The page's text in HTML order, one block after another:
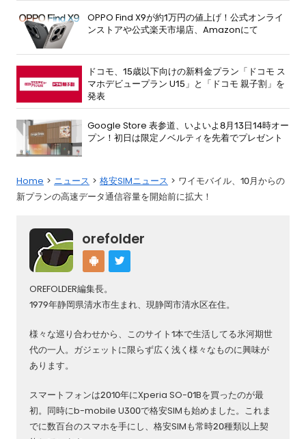
OPPO Find X9が約1万円の値上げ！公式オンライ
ンストアや公式楽天市場店、Amazonにて
ドコモ、15歳以下向けの新料金プラン「ドコモ ス
マホデビュープラン U15」と「ドコモ 親子割」を
発表
Google Store 表参道、いよいよ8月13日14時オー
プン！初日は限定ノベルティを先着でプレゼント
Home ニュース 格安SIMニュース
ワイモバイル、10月からの
新プランの高速データ通信容量を開始前に拡大！
orefolder
OREFOLDER編集長。
1979年静岡県清水市生まれ、現静岡市清水区在住。
様々な巡り合わせから、このサイト1本で生活してる氷河期世
代の一人。ガジェットに限らず広く浅く様々なものに興味が
あります。
スマートフォンは2010年にXperia SO-01Bを買ったのが最
初。同時にb-mobile U300で格安SIMも始めました。これま
でに数百台のスマホを手にし、格安SIMも常時20種類以上契